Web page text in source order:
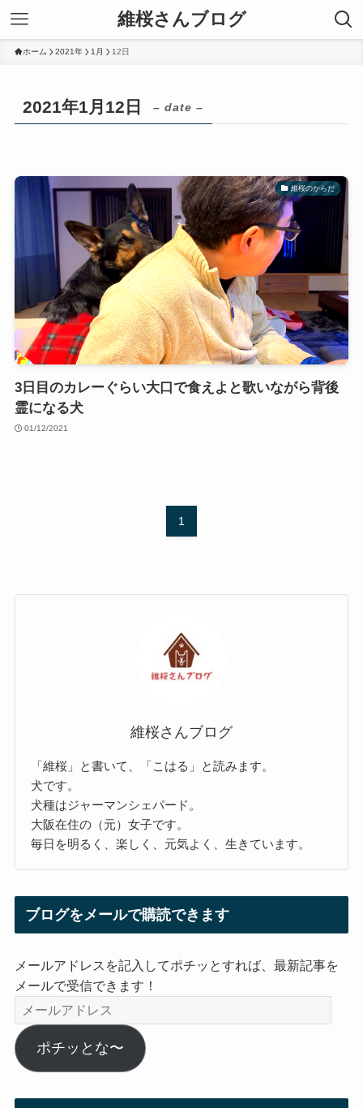
維桜さんブログ
ホーム 2021年 1月 12日
2021年1月12日 – date –
維桜のからだ
3日目のカレーぐらい大口で食えよと歌いながら背後
霊になる犬
01/12/2021
1
維桜さんブログ
「維桜」と書いて、「こはる」と読みます。
犬です。
犬種はジャーマンシェパード。
大阪在住の（元）女子です。
毎日を明るく、楽しく、元気よく、生きています。
ブログをメールで購読できます
メールアドレスを記入してポチッとすれば、最新記事を
メールで受信できます！
メ
ー
ル
ア
ポチッとな〜